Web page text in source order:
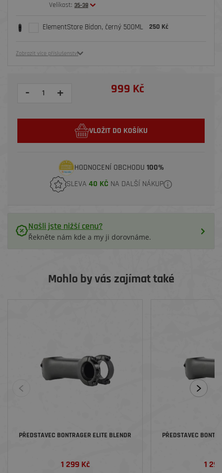
Velikost: 35-38
ElementStore Bidon, černý 500ML 250 Kč
Zobrazit více příslušenství
- + 999 Kč
VLOŽIT DO KOŠÍKU
HODNOCENÍ OBCHODU 100%
SLEVA 40 KČ NA DALŠÍ NÁKUP
Našli jste nižší cenu?
Řekněte nám kde a my ji dorovnáme.
Mohlo by vás zajímat také
PŘEDSTAVEC BONTRAGER ELITE BLENDR
1 299 Kč
PŘEDSTAVEC
1